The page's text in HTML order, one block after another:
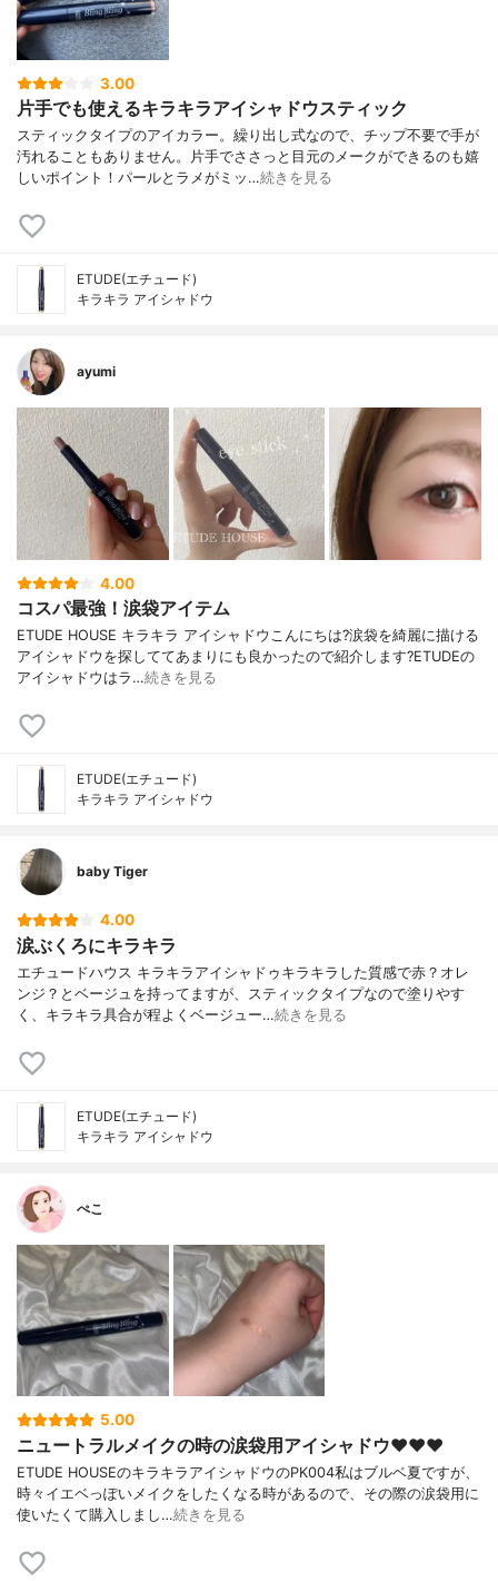
3.00
片手でも使えるキラキラアイシャドウスティック
スティックタイプのアイカラー。繰り出し式なので、チップ不要で手が
汚れることもありません。片手でささっと目元のメークができるのも嬉
しいポイント！パールとラメがミッ…続きを見る
ETUDE(エチュード)
キラキラ アイシャドウ
ayumi
4.00
コスパ最強！涙袋アイテム
ETUDE HOUSE キラキラ アイシャドウこんにちは?涙袋を綺麗に描ける
アイシャドウを探しててあまりにも良かったので紹介します?ETUDEの
アイシャドウはラ…続きを見る
ETUDE(エチュード)
キラキラ アイシャドウ
baby Tiger
4.00
涙ぶくろにキラキラ
エチュードハウス キラキラアイシャドゥキラキラした質感で赤？オレ
ンジ？とベージュを持ってますが、スティックタイプなので塗りやす
く、キラキラ具合が程よくベージュー…続きを見る
ETUDE(エチュード)
キラキラ アイシャドウ
ぺこ
5.00
ニュートラルメイクの時の涙袋用アイシャドウ♥︎♥︎♥︎
ETUDE HOUSEのキラキラアイシャドウのPK004私はブルベ夏ですが、
時々イエベっぽいメイクをしたくなる時があるので、その際の涙袋用に
使いたくて購入しまし…続きを見る